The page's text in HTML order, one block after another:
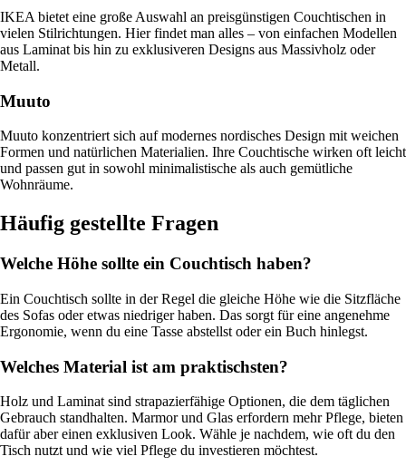
IKEA bietet eine große Auswahl an preisgünstigen Couchtischen in
vielen Stilrichtungen. Hier findet man alles – von einfachen Modellen
aus Laminat bis hin zu exklusiveren Designs aus Massivholz oder
Metall.
Muuto
Muuto konzentriert sich auf modernes nordisches Design mit weichen
Formen und natürlichen Materialien. Ihre Couchtische wirken oft leicht
und passen gut in sowohl minimalistische als auch gemütliche
Wohnräume.
Häufig gestellte Fragen
Welche Höhe sollte ein Couchtisch haben?
Ein Couchtisch sollte in der Regel die gleiche Höhe wie die Sitzfläche
des Sofas oder etwas niedriger haben. Das sorgt für eine angenehme
Ergonomie, wenn du eine Tasse abstellst oder ein Buch hinlegst.
Welches Material ist am praktischsten?
Holz und Laminat sind strapazierfähige Optionen, die dem täglichen
Gebrauch standhalten. Marmor und Glas erfordern mehr Pflege, bieten
dafür aber einen exklusiven Look. Wähle je nachdem, wie oft du den
Tisch nutzt und wie viel Pflege du investieren möchtest.